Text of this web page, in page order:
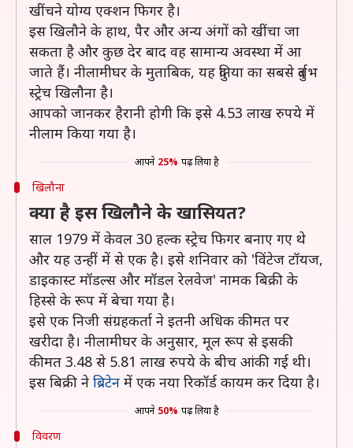
खींचने योग्य एक्शन फिगर है।
इस खिलौने के हाथ, पैर और अन्य अंगों को खींचा जा
सकता है और कुछ देर बाद वह सामान्य अवस्था में आ
जाते हैं। नीलामीघर के मुताबिक, यह दुनिया का सबसे दुर्लभ
स्ट्रेच खिलौना है।
आपको जानकर हैरानी होगी कि इसे 4.53 लाख रुपये में
नीलाम किया गया है।
आपने 25% पढ़ लिया है
खिलौना
क्या है इस खिलौने के खासियत?
साल 1979 में केवल 30 हल्क स्ट्रेच फिगर बनाए गए थे
और यह उन्हीं में से एक है। इसे शनिवार को 'विंटेज टॉयज,
डाइकास्ट मॉडल्स और मॉडल रेलवेज' नामक बिक्री के
हिस्से के रूप में बेचा गया है।
इसे एक निजी संग्रहकर्ता ने इतनी अधिक कीमत पर
खरीदा है। नीलामीघर के अनुसार, मूल रूप से इसकी
कीमत 3.48 से 5.81 लाख रुपये के बीच आंकी गई थी।
इस बिक्री ने ब्रिटेन में एक नया रिकॉर्ड कायम कर दिया है।
आपने 50% पढ़ लिया है
विवरण